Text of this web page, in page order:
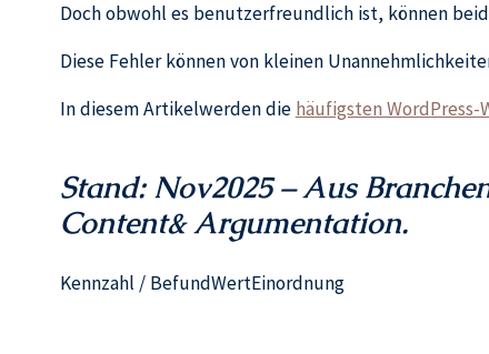
Doch obwohl es benutzerfreundlich ist, können
Diese Fehler können von kleinen
In diesem Artikelwerden die häufigsten
Stand: Nov2025 – Aus
Content& Argumentation.
Kennzahl / BefundWertEinordnung